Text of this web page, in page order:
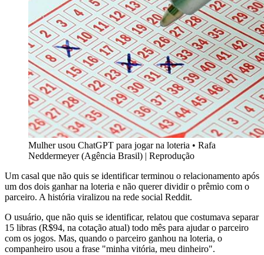
Mulher usou ChatGPT para jogar na loteria • Rafa
Neddermeyer (Agência Brasil) | Reprodução
Um casal que não quis se identificar terminou o relacionamento após
um dos dois ganhar na loteria e não querer dividir o prêmio com o
parceiro. A história viralizou na rede social Reddit.
O usuário, que não quis se identificar, relatou que costumava separar
15 libras (R$94, na cotação atual) todo mês para ajudar o parceiro
com os jogos. Mas, quando o parceiro ganhou na loteria, o
companheiro usou a frase "minha vitória, meu dinheiro".